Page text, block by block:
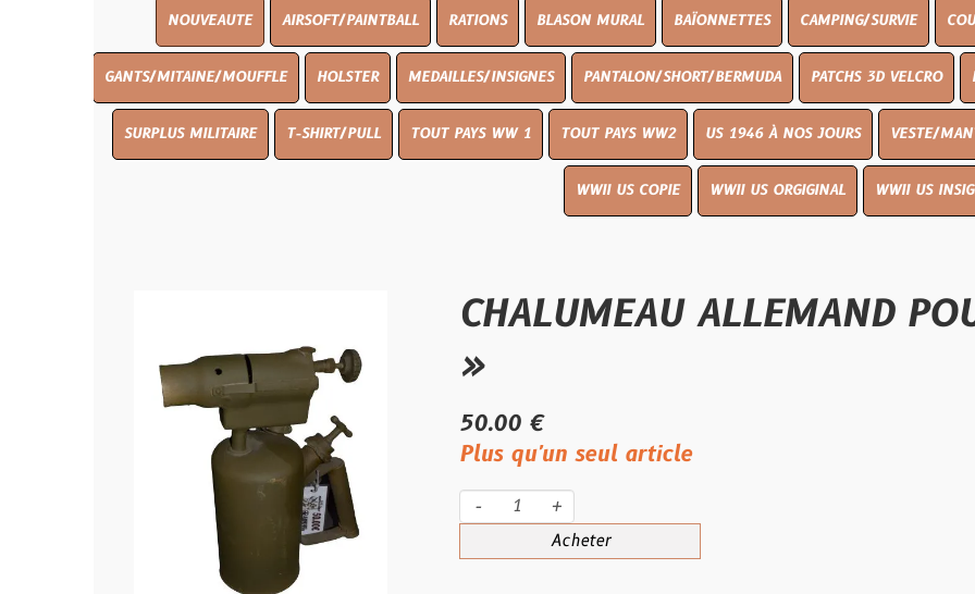
AIRSOFT/PAINTBALL RATIONS BLASON MURAL BAÏONNETTES CAMPING/SURVIE COUTELLERIE
GANTS/MITAINE/MOUFFLE HOLSTER MEDAILLES/INSIGNES PANTALON/SHORT/BERMUDA PATCHS 3D VELCRO PEINTURE
SURPLUS MILITAIRE T-SHIRT/PULL TOUT PAYS WW 1 TOUT PAYS WW2 US 1946 À NOS JOURS VESTE/MANTEAU
WWII US COPIE WWII US ORGIGINAL WWII US INSIGNES
CHALUMEAU ALLEMAND POUR
Plus qu'un seul article